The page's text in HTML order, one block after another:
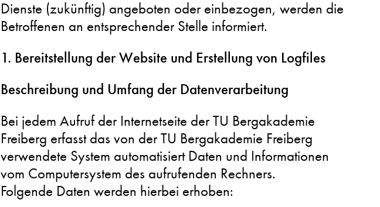
Dienste (zukünftig) angeboten oder einbezogen, werden die
Betroffenen an entsprechender Stelle informiert.
1. Bereitstellung der Website und Erstellung von Logfiles
Beschreibung und Umfang der Datenverarbeitung
Bei jedem Aufruf der Internetseite der TU Bergakademie
Freiberg erfasst das von der TU Bergakademie Freiberg
verwendete System automatisiert Daten und Informationen
vom Computersystem des aufrufenden Rechners.
Folgende Daten werden hierbei erhoben: